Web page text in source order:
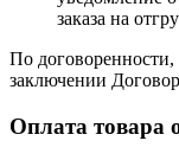
заказа на
По
заключении
Оплата товара